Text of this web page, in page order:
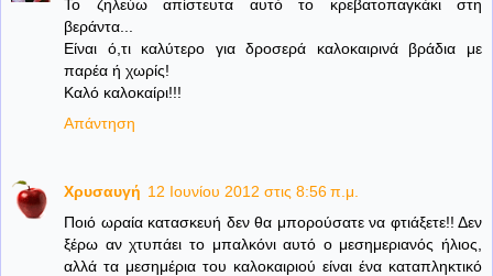
Το ζηλεύω απίστευτα αυτό το κρεβατοπαγκάκι στη
βεράντα...
Είναι ό,τι καλύτερο για δροσερά καλοκαιρινά βράδια με
παρέα ή χωρίς!
Καλό καλοκαίρι!!!
Απάντηση
Χρυσαυγή 12 Ιουνίου 2012 στις 8:56 π.μ.
Ποιό ωραία κατασκευή δεν θα μπορούσατε να φτιάξετε!! Δεν
ξέρω αν χτυπάει το μπαλκόνι αυτό ο μεσημεριανός ήλιος,
αλλά τα μεσημέρια του καλοκαιριού είναι ένα καταπληκτικό